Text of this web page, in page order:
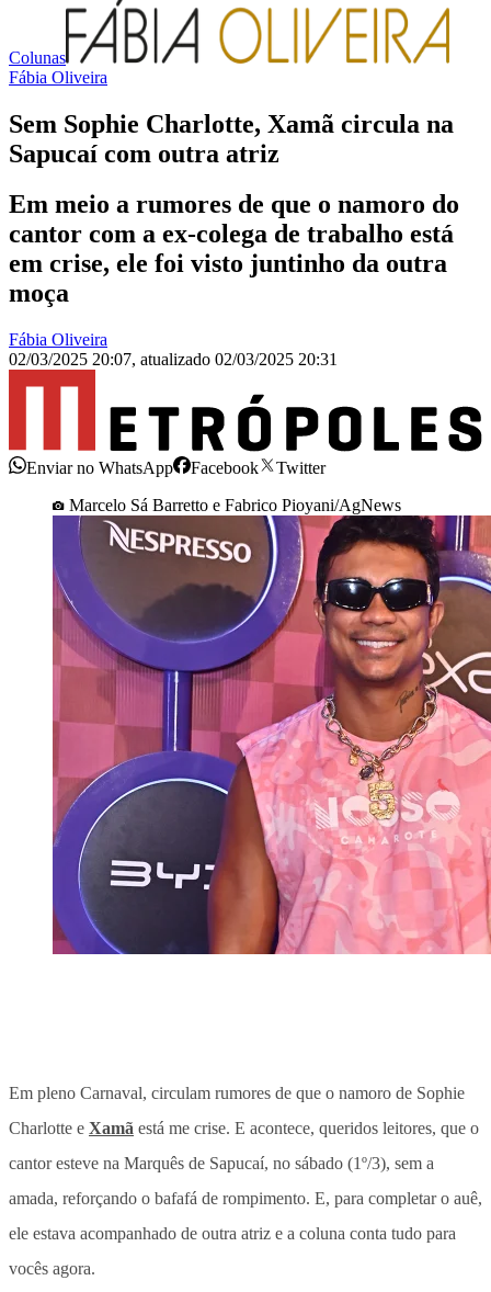
Colunas
Fábia Oliveira
Sem Sophie Charlotte, Xamã circula na
Sapucaí com outra atriz
Em meio a rumores de que o namoro do
cantor com a ex-colega de trabalho está
em crise, ele foi visto juntinho da outra
moça
Fábia Oliveira
02/03/2025 20:07, atualizado 02/03/2025 20:31
Enviar no WhatsApp Facebook
Twitter
Marcelo Sá Barretto e Fabrico Pioyani/AgNews
Em pleno Carnaval, circulam rumores de que o namoro de Sophie
Charlotte e Xamã está me crise. E acontece, queridos leitores, que o
cantor esteve na Marquês de Sapucaí, no sábado (1º/3), sem a
amada, reforçando o bafafá de rompimento. E, para completar o auê,
ele estava acompanhado de outra atriz e a coluna conta tudo para
vocês agora.